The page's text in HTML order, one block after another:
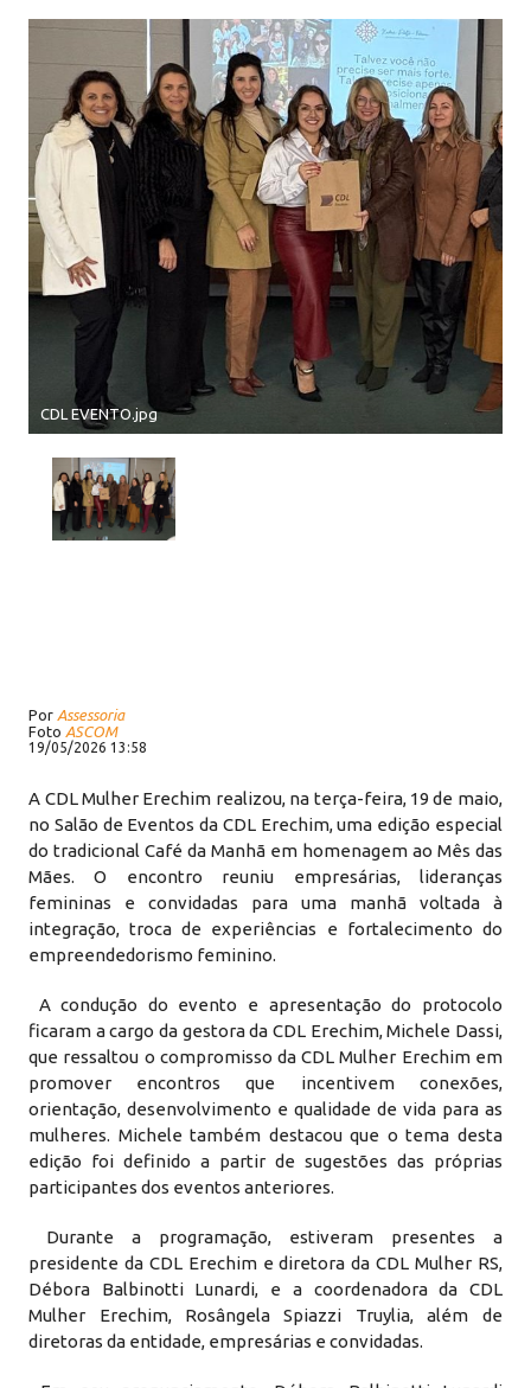
CDL EVENTO.jpg
Por Assessoria
Foto ASCOM
19/05/2026 13:58
A CDL Mulher Erechim realizou, na terça-feira, 19 de maio,
no Salão de Eventos da CDL Erechim, uma edição especial
do tradicional Café da Manhã em homenagem ao Mês das
Mães. O encontro reuniu empresárias, lideranças
femininas e convidadas para uma manhã voltada à
integração, troca de experiências e fortalecimento do
empreendedorismo feminino.
A condução do evento e apresentação do protocolo
ficaram a cargo da gestora da CDL Erechim, Michele Dassi,
que ressaltou o compromisso da CDL Mulher Erechim em
promover encontros que incentivem conexões,
orientação, desenvolvimento e qualidade de vida para as
mulheres. Michele também destacou que o tema desta
edição foi definido a partir de sugestões das próprias
participantes dos eventos anteriores.
Durante a programação, estiveram presentes a
presidente da CDL Erechim e diretora da CDL Mulher RS,
Débora Balbinotti Lunardi, e a coordenadora da CDL
Mulher Erechim, Rosângela Spiazzi Truylia, além de
diretoras da entidade, empresárias e convidadas.